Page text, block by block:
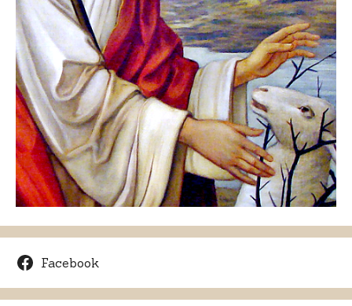
Facebook